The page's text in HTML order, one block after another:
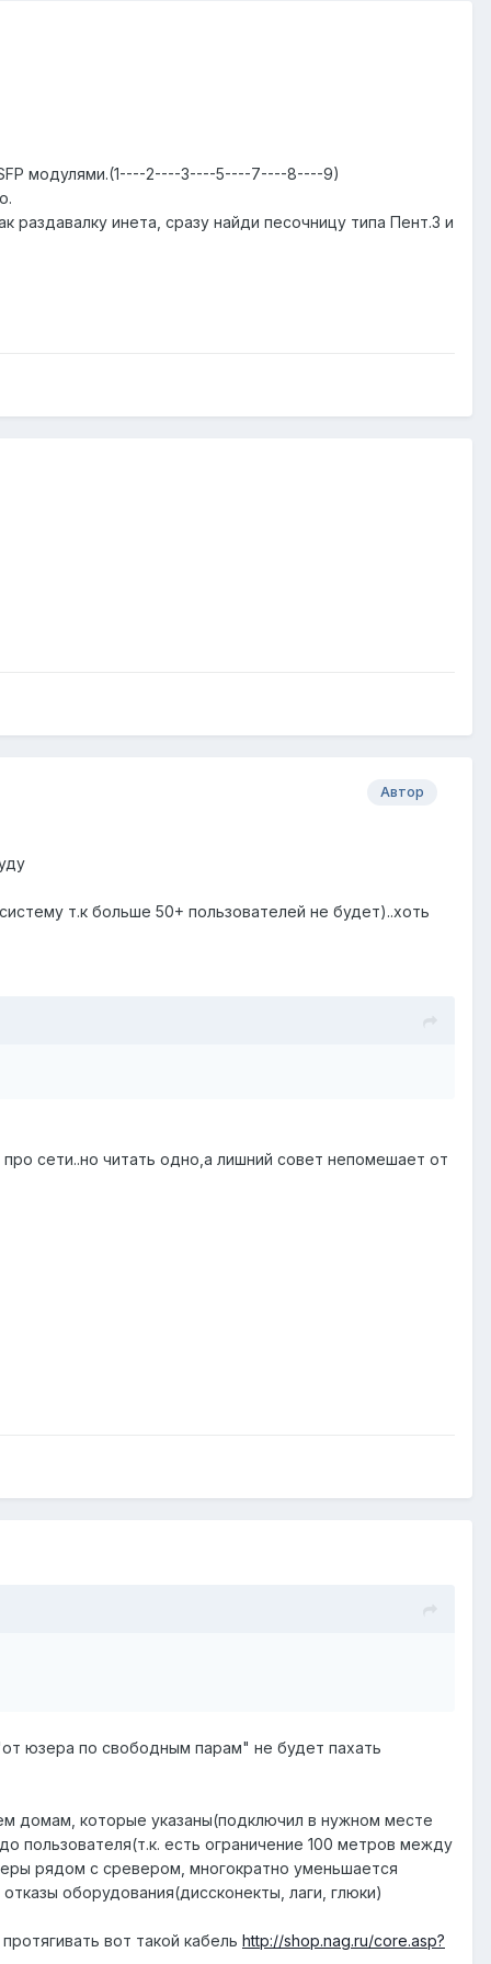
модулями.(1----2----3----5----7----8----9)
раздавалку инета, сразу найди песочницу типа Пент.3 и
Автор
т.к больше 50+ пользователей не будет)..хоть
сети..но читать одно,а лишний совет непомешает от
юзера по свободным парам" не будет пахать
домам, которые указаны(подключил в нужном месте
пользователя(т.к. есть ограничение 100 метров между
рядом с сревером, многократно уменьшается
оборудования(диссконекты, лаги, глюки)
вот такой кабель http://shop.nag.ru/core.asp?